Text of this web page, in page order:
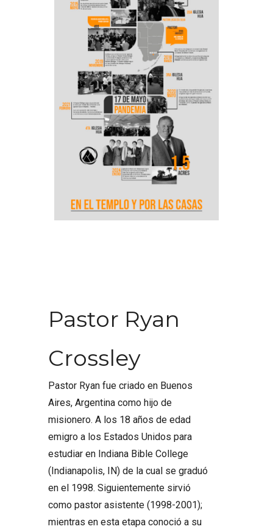
Pastor Ryan
Crossley
Pastor Ryan fue criado en Buenos
Aires, Argentina como hijo de
misionero. A los 18 años de edad
emigro a los Estados Unidos para
estudiar en Indiana Bible College
(Indianapolis, IN) de la cual se graduó
en el 1998. Siguientemente sirvió
como pastor asistente (1998-2001);
mientras en esta etapa conoció a su